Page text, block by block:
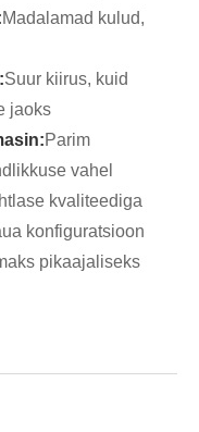
Madalamad kulud,
Suur kiirus, kuid
jaoks
Parim
vahel
kvaliteediga
konfiguratsioon
pikaajaliseks